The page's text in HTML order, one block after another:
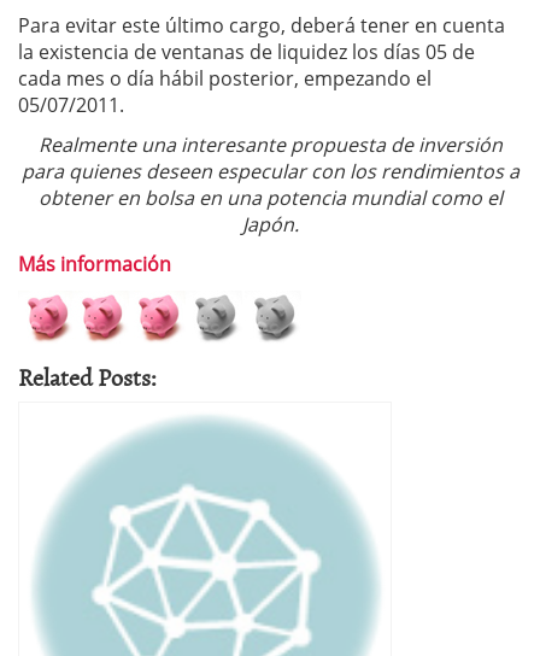
Para evitar este último cargo, deberá tener en cuenta
la existencia de ventanas de liquidez los días 05 de
cada mes o día hábil posterior, empezando el
05/07/2011.
Realmente una interesante propuesta de inversión
para quienes deseen especular con los rendimientos a
obtener en bolsa en una potencia mundial como el
Japón.
Más información
Related Posts: